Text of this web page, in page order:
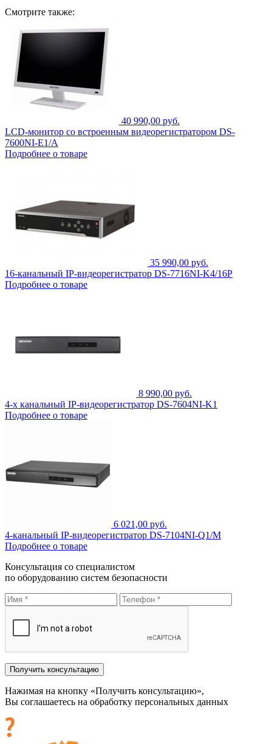
Смотрите также:
40 990,00 руб.
LCD-монитор со встроенным видеорегистратором DS-
7600NI-E1/A
Подробнее о товаре
35 990,00 руб.
16-канальный IP-видеорегистратор DS-7716NI-K4/16P
Подробнее о товаре
8 990,00 руб.
4-х канальный IP-видеорегистратор DS-7604NI-K1
Подробнее о товаре
6 021,00 руб.
4-канальный IP-видеорегистратор DS-7104NI-Q1/M
Подробнее о товаре
Консультация со специалистом
по оборудованию систем безопасности
Нажимая на кнопку «Получить консультацию»,
Вы соглашаетесь на обработку персональных данных